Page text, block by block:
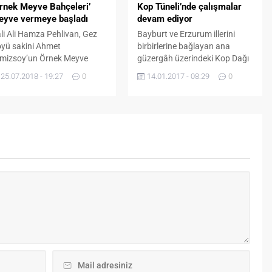
İdare spor kulübüne AN
şirketi adı altında...
faaliyetlerine...
Meyve Bahçeleri’
vermeye başladı
Ali Hamza Pehlivan, Gez
sakini Ahmet
Örnek Meyve
kiraz ve vişne
25.07.2018 - 19:27 0
Kop Tüneli’nde çalışmalar
devam ediyor
Bayburt ve Erzurum illerini
birbirlerine bağlayan ana
güzergâh üzerindeki Kop Dağı
çalışmaları devam ediyor. işte
14.01.2017 - 08:29 0